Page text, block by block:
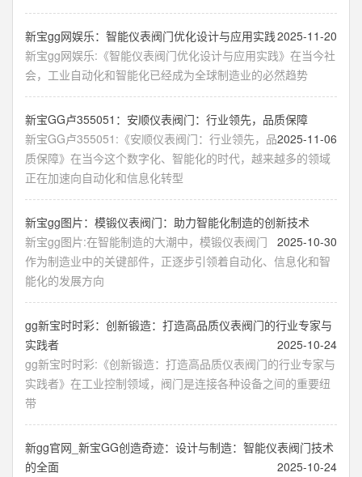
新宝gg网娱乐：智能仪表阀门优化设计与应用实践2025-11-20
新宝gg网娱乐:《智能仪表阀门优化设计与应用实践》在当今社
会，工业自动化和智能化已经成为全球制造业的必然趋势
新宝GG卢355051：安顺仪表阀门：行业领先，品质保障
2025-11-06
新宝GG卢355051:《安顺仪表阀门：行业领先，品
质保障》在当今这个数字化、智能化的时代，越来越多的领域
正在加速向自动化和信息化转型
新宝gg图片：模锻仪表阀门：助力智能化制造的创新技术
2025-10-30
新宝gg图片:在智能制造的大潮中，模锻仪表阀门
作为制造业中的关键部件，正逐步引领着自动化、信息化和智
能化的发展方向
gg新宝时时彩：创新锻造：打造高品质仪表阀门的行业专家与
实践者
2025-10-24
gg新宝时时彩:《创新锻造：打造高品质仪表阀门的行业专家与
实践者》在工业控制领域，阀门是连接各种设备之间的重要纽
带
新gg官网_新宝GG创造奇迹：设计与制造：智能仪表阀门技术
的全面
2025-10-24